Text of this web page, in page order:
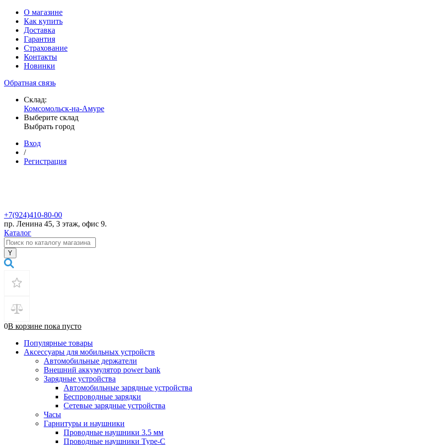
О магазине
Как купить
Доставка
Гарантия
Страхование
Контакты
Новинки
Обратная связь
Склад:
Комсомольск-на-Амуре
Выберите склад
Выбрать город
Вход
/
Регистрация
+7(924)410-80-00
пр. Ленина 45, 3 этаж, офис 9.
Каталог
0В корзине пока пусто
Популярные товары
Аксессуары для мобильных устройств
Автомобильные держатели
Внешний аккумулятор power bank
Зарядные устройства
Автомобильные зарядные устройства
Беспроводные зарядки
Сетевые зарядные устройства
Часы
Гарнитуры и наушники
Проводные наушники 3.5 мм
Проводные наушники Type-C